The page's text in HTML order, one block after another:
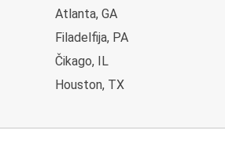
Atlanta, GA
Filadelfija, PA
Čikago, IL
Houston, TX